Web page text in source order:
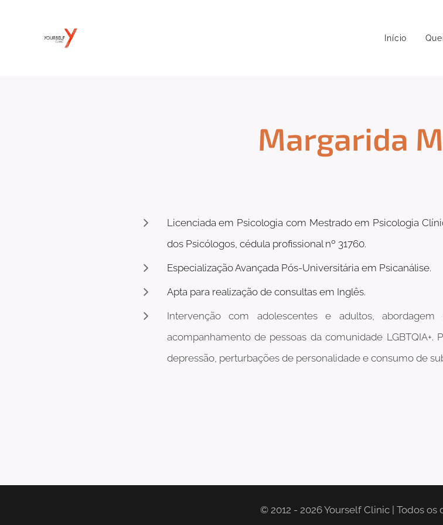
Início
Margarida
Licenciada em Psicologia com Mestrado em Psicologia
dos Psicólogos, cédula profissional nº 31760.
Especialização Avançada Pós-Universitária em Psicanálise.
Apta para realização de consultas em Inglês.
Intervenção com adolescentes e adultos,
acompanhamento de pessoas da comunidade LGBTQIA+. P
depressão, perturbações de personalidade e consumo de
© 2012 - 2026 Yourself Clinic | Todos